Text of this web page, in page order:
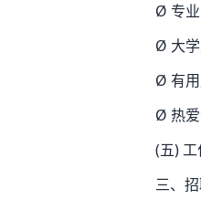
Ø 专
Ø 大
Ø 有
Ø 热
(五)
三、